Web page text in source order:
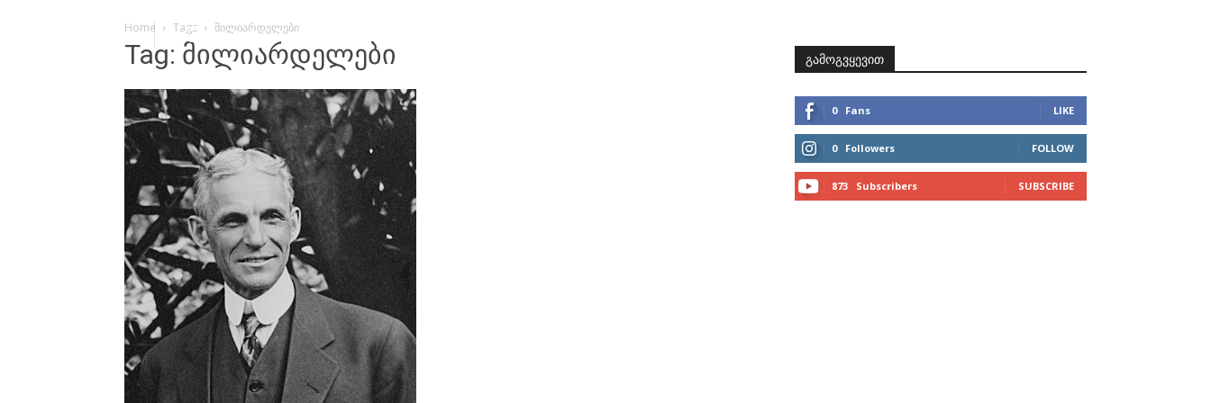
Home Tags მილიარდელები
Tag: მილიარდელები გამოგვყევით
0 Fans LIKE
0 Followers FOLLOW
873 Subscribers SUBSCRIBE